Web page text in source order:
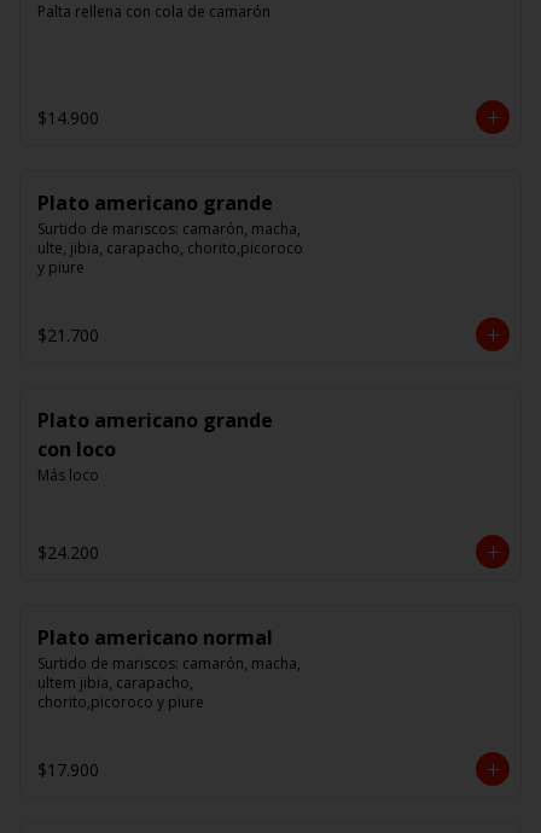
Palta rellena con cola de camarón
$14.900
Plato americano grande
Surtido de mariscos: camarón, macha,
ulte, jibia, carapacho, chorito,picoroco
y piure
$21.700
Plato americano grande
con loco
Más loco
$24.200
Plato americano normal
Surtido de mariscos: camarón, macha,
ultem jibia, carapacho,
chorito,picoroco y piure
$17.900